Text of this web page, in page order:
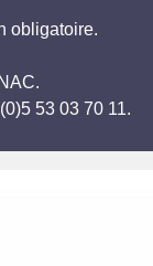
obligatoire.
53 03 70 11.